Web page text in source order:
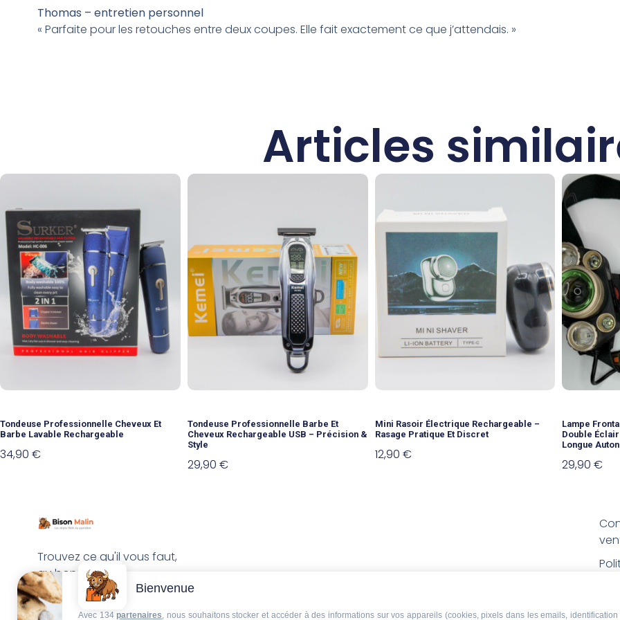
Thomas – entretien personnel
« Parfaite pour les retouches entre deux coupes. Elle fait exactement ce que j’attendais. »
Articles
Tondeuse Professionnelle Cheveux Et
Barbe Lavable Rechargeable
34,90 €
Tondeuse Professionnelle Barbe Et
Cheveux Rechargeable USB – Précision &
Style
29,90 €
Mini Rasoir Électrique Rechargeable –
Rasage Pratique Et Discret
12,90 €
Lampe
Double
Longue
29,90€
Trouvez ce qu'il vous faut,
au bon endroit
Bienvenue
Avec 134 partenaires, nous souhaitons stocker et accéder à des informations sur vos appareils (cookies, pixels dans les emails,